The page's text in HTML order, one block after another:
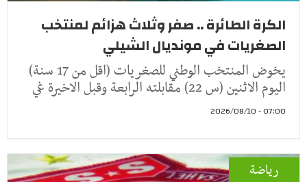
الكرة الطائرة .. صفر وثلاث هزائم لمنتخب
الصغريات في مونديال الشيلي
يخوض المنتخب الوطني للصغريات (اقل من 17 سنة)
اليوم الاثنين (س 22) مقابلته الرابعة وقبل الاخيرة غي
07:00 - 2026/08/10
رياضة